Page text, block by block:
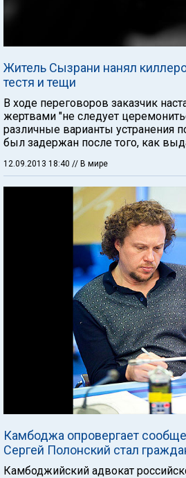
Житель Сызрани нанял
тестя и тещи
В ходе переговоров заказчик
жертвами "не следует
различные варианты устранения
был задержан после того, как
12.09.2013 18:40 // В мире
Камбоджа опровергает
Сергей Полонский стал
Камбоджийский адвокат